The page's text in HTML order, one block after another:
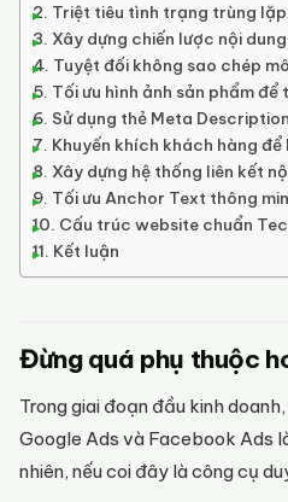
Triệt tiêu tình trạng trùng
Xây dựng chiến lược nội
Tuyệt đối không sao chép
Tối ưu hình ảnh sản phẩm
Sử dụng thẻ Meta
Khuyến khích khách hàng
Xây dựng hệ thống liên kết
Tối ưu Anchor Text thông
Cấu trúc website chuẩn
Kết luận
Đừng quá phụ thuộc
Trong giai đoạn đầu kinh
Google Ads và Facebook Ads
nhiên, nếu coi đây là công cụ